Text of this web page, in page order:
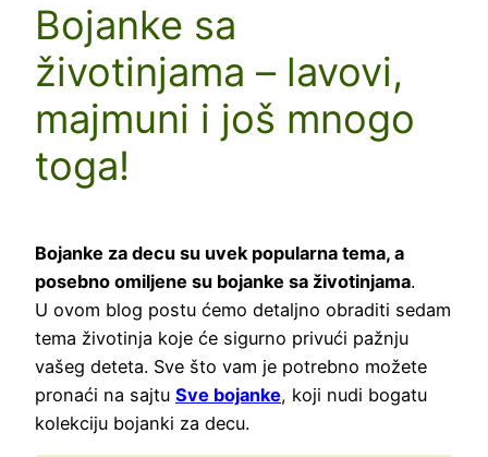
Bojanke sa
životinjama – lavovi,
majmuni i još mnogo
toga!
Bojanke za decu su uvek popularna tema, a
posebno omiljene su bojanke sa životinjama.
U ovom blog postu ćemo detaljno obraditi sedam
tema životinja koje će sigurno privući pažnju
vašeg deteta. Sve što vam je potrebno možete
pronaći na sajtu Sve bojanke, koji nudi bogatu
kolekciju bojanki za decu.